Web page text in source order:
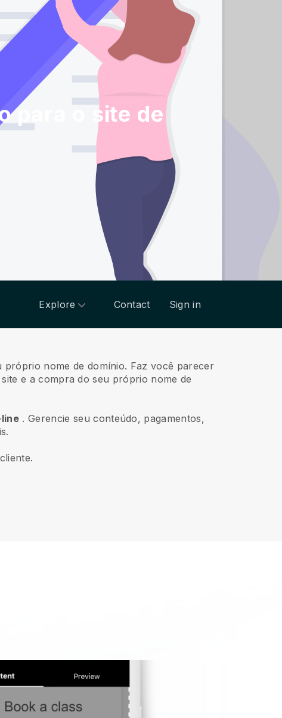
para o site de
Explore Contact Sign in
próprio nome de domínio. Faz você parecer
e a compra do seu próprio nome de
. Gerencie seu conteúdo, pagamentos,